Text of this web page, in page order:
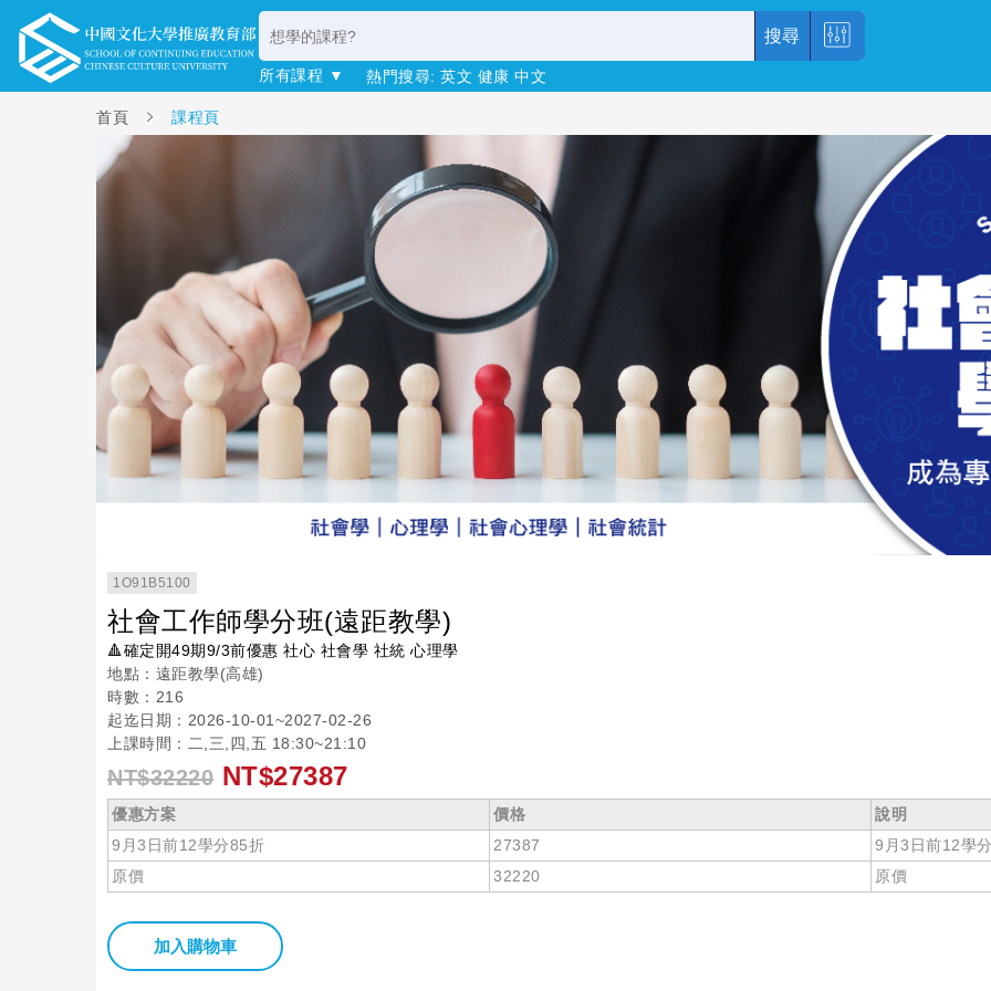
搜尋
所有課程 ▼ 熱門搜尋: 英文 健康 中文
首頁 課程頁
1O91B5100
社會工作師學分班(遠距教學)
🔺確定開49期9/3前優惠 社心 社會學 社統 心理學
地點：遠距教學(高雄)
時數：216
起迄日期：2026-10-01~2027-02-26
上課時間：二,三,四,五 18:30~21:10
NT$32220 NT$27387
優惠方案 價格
說明
9月3日前12學分85折
27387
9月3日前12學
原價
32220 原價
加入購物車